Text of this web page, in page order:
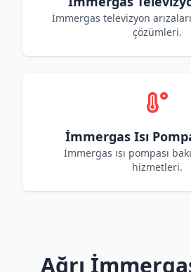
İmmergas televizyon
çözümleri.
İmmergas Isı
İmmergas ısı pompası
hizmetleri.
Ağrı